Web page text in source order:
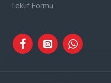
Teklif Formu